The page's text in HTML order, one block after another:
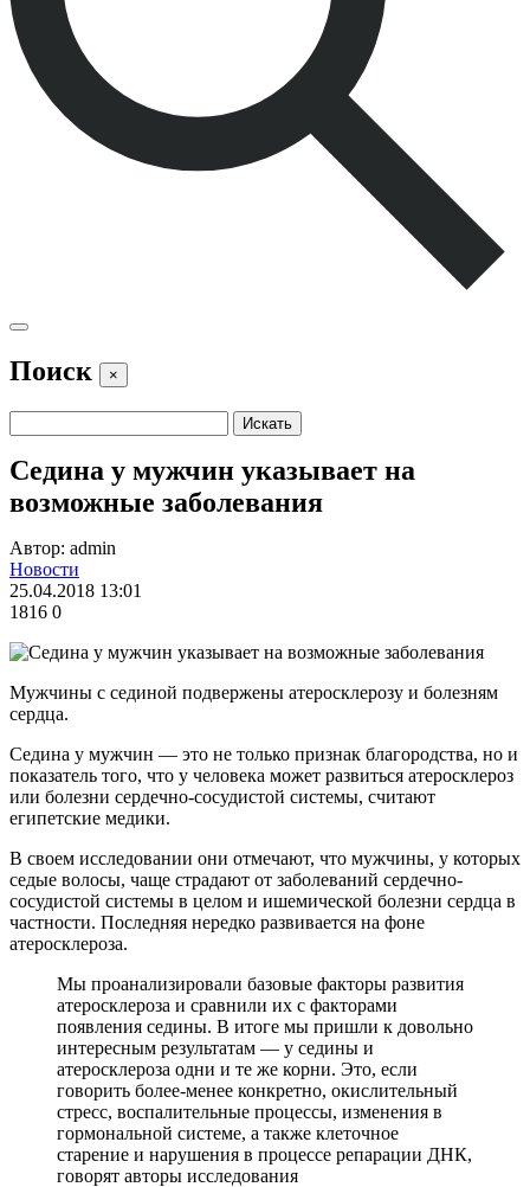
Поиск ×
Седина у мужчин указывает на
возможные заболевания
Автор: admin
Новости
25.04.2018 13:01
1816 0
Мужчины с сединой подвержены атеросклерозу и болезням
сердца.
Седина у мужчин — это не только признак благородства, но и
показатель того, что у человека может развиться атеросклероз
или болезни сердечно-сосудистой системы, считают
египетские медики.
В своем исследовании они отмечают, что мужчины, у которых
седые волосы, чаще страдают от заболеваний сердечно-
сосудистой системы в целом и ишемической болезни сердца в
частности. Последняя нередко развивается на фоне
атеросклероза.
Мы проанализировали базовые факторы развития
атеросклероза и сравнили их с факторами
появления седины. В итоге мы пришли к довольно
интересным результатам — у седины и
атеросклероза одни и те же корни. Это, если
говорить более-менее конкретно, окислительный
стресс, воспалительные процессы, изменения в
гормональной системе, а также клеточное
старение и нарушения в процессе репарации ДНК,
говорят авторы исследования